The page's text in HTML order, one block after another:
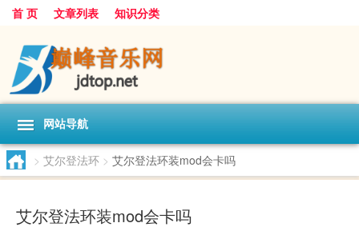
首 页 文章列表 知识分类
网站导航
> 艾尔登法环 > 艾尔登法环装mod会卡吗
艾尔登法环装mod会卡吗